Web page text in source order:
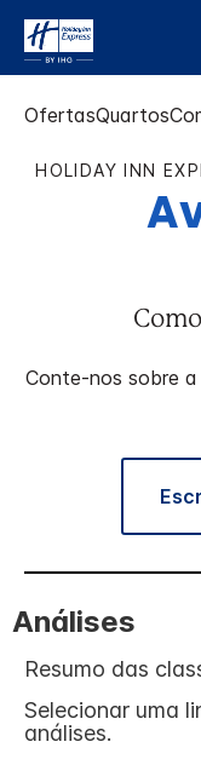
OfertasQuartos
HOLIDAY INN
Conte-nos sobre a